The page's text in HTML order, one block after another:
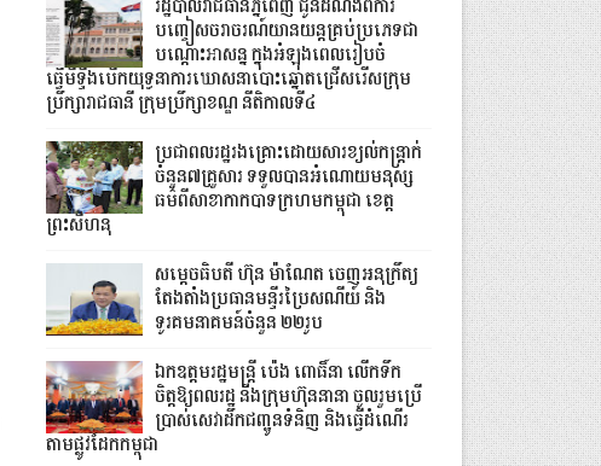
រដ្ឋបាលរាជធានីភ្នំពេញ ជូនដំណឹងពីការ
បញ្ចៀសចរាចរណ៍យានយន្តគ្រប់ប្រភេទជា
បណ្តោះអាសន្ន ក្នុងអំឡុងពេលរៀបចំ
ធ្វើមីទ្ទីងបើកយុទ្ធនាការឃោសនាបោះឆ្នោតជ្រើសរើសក្រុម
ប្រឹក្សារាជធានី ក្រុមប្រឹក្សាខណ្ឌ នីតិកាលទី៤
ប្រជាពលរដ្ឋរងគ្រោះដោយសារខ្យល់កន្ត្រាក់
ចំនួន៧គ្រួសារ ទទួលបានអំណោយមនុស្ស
ធម៌ពីសាខាកាកបាទក្រហមកម្ពុជា ខេត្ត
ព្រះសីហនុ
សម្តេចធិបតី ហ៊ុន ម៉ាណែត ចេញអនុក្រឹត្យ
តែងតាំងប្រធានមន្ទីរប្រៃសណីយ៍ និង
ទូរគមនាគមន៍ចំនួន ២២រូប
ឯកឧត្តមរដ្ឋមន្ត្រី ប៉េង ពោធិ៍នា លើកទឹក
ចិត្តឱ្យពលរដ្ឋ និងក្រុមហ៊ុននានា ចូលរួមប្រើ
ប្រាស់សេវាដឹកជញ្ជូនទំនិញ និងធ្វើដំណើរ
តាមផ្លូវដែកកម្ពុជា